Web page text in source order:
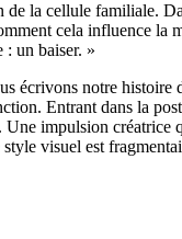
la cellule familiale.
cela influence la
: un baiser. »
écrivons notre
Entrant dans la
impulsion créatrice
visuel est